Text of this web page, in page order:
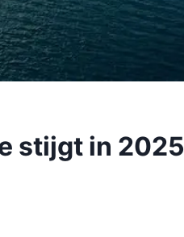
stijgt in 2025